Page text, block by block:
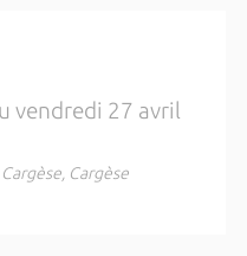
vendredi 27 avril
Cargèse